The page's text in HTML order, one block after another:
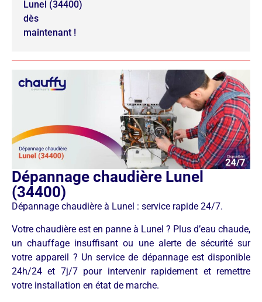
Lunel (34400)
dès
maintenant !
Dépannage chaudière Lunel
(34400)
Dépannage chaudière à Lunel : service rapide 24/7.
Votre chaudière est en panne à Lunel ? Plus d’eau chaude,
un chauffage insuffisant ou une alerte de sécurité sur
votre appareil ? Un service de dépannage est disponible
24h/24 et 7j/7 pour intervenir rapidement et remettre
votre installation en état de marche.